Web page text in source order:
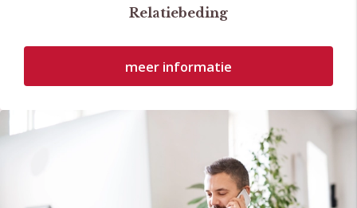
Relatiebeding
meer informatie